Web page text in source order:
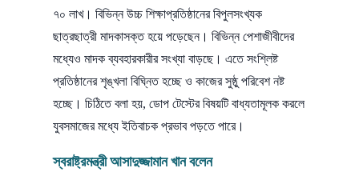
৭০ লাখ। বিভিন্ন উচ্চ শিক্ষাপ্রতিষ্ঠানের বিপুলসংখ্যক
ছাত্রছাত্রী মাদকাসক্ত হয়ে পড়েছেন। বিভিন্ন পেশাজীবীদের
মধ্যেও মাদক ব্যবহারকারীর সংখ্যা বাড়ছে। এতে সংশ্লিষ্ট
প্রতিষ্ঠানের শৃঙ্খলা বিঘ্নিত হচ্ছে ও কাজের সুষ্ঠু পরিবেশ নষ্ট
হচ্ছে। চিঠিতে বলা হয়, ডোপ টেস্টের বিষয়টি বাধ্যতামূলক করলে
যুবসমাজের মধ্যে ইতিবাচক প্রভাব পড়তে পারে।
স্বরাষ্ট্রমন্ত্রী আসাদুজ্জামান খান বলেন